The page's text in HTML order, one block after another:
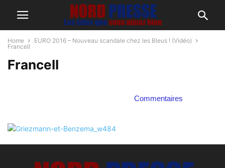
Home
EURO 2016 – Nouveau scandale chez les Bleus ! (Vidéo)
FranceII
FranceII
Commentaires